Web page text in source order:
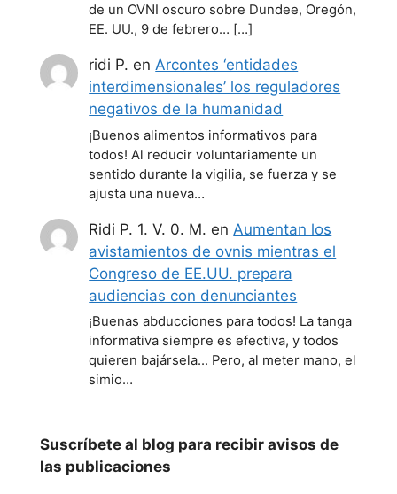
de un OVNI oscuro sobre Dundee, Oregón,
EE. UU., 9 de febrero… […]
ridi P. enArcontes ‘entidades
interdimensionales’ los reguladores
negativos de la humanidad
¡Buenos alimentos informativos para
todos! Al reducir voluntariamente un
sentido durante la vigilia, se fuerza y se
ajusta una nueva…
Ridi P. 1. V. 0. M. en Aumentan los
avistamientos de ovnis mientras el
Congreso de EE.UU. prepara
audiencias con denunciantes
¡Buenas abducciones para todos! La tanga
informativa siempre es efectiva, y todos
quieren bajársela... Pero, al meter mano, el
simio…
Suscríbete al blog para recibir avisos de
las publicaciones